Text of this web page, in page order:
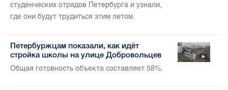
студенческих отрядов Петербурга и узнали,
где они будут трудиться этим летом.
Петербуржцам показали, как идёт
стройка школы на улице Добровольцев
Общая готовность объекта составляет 58%.